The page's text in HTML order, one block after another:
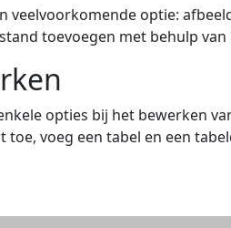
veelvoorkomende optie:
toevoegen met behulp van
opties bij het bewerken
voeg een tabel en een